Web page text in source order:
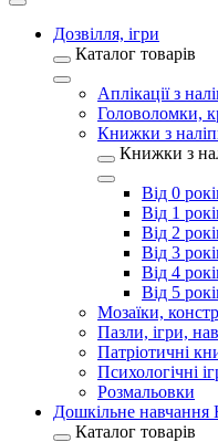
Дозвілля, ігри
Каталог товарів
Аплікації з
Головоломки,
Книжки з
Книжки з
Від 0
Від 1
Від 2
Від 3
Від 4
Від 5
Мозаїки,
Пазли, ігри,
Патріотичні
Психологічні
Розмальовки
Дошкільне
Каталог товарів